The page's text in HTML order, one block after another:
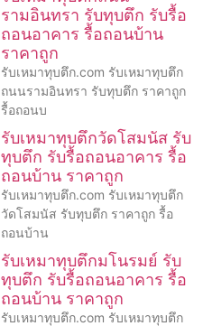
รามอินทรา รับทุบตึก รับรื้อ
ถอนอาคาร รื้อถอนบ้าน
ราคาถูก
รับเหมาทุบตึก.com รับเหมาทุบตึก
ถนนรามอินทรา รับทุบตึก ราคาถูก
รื้อถอนบ
รับเหมาทุบตึกวัดโสมนัส รับ
ทุบตึก รับรื้อถอนอาคาร รื้อ
ถอนบ้าน ราคาถูก
รับเหมาทุบตึก.com รับเหมาทุบตึก
วัดโสมนัส รับทุบตึก ราคาถูก รื้อ
ถอนบ้าน
รับเหมาทุบตึกมโนรมย์ รับ
ทุบตึก รับรื้อถอนอาคาร รื้อ
ถอนบ้าน ราคาถูก
รับเหมาทุบตึก.com รับเหมาทุบตึก